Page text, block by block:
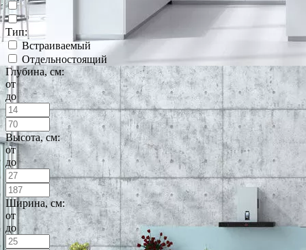
Тип:
Встраиваемый
Отдельностоящий
Глубина, см:
от
до
Высота, см:
от
до
Ширина, см:
от
до